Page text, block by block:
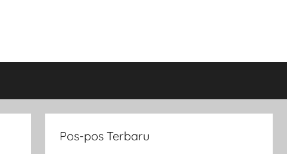
Pos-pos Terbaru